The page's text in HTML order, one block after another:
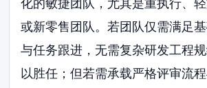
化的敏捷团队，尤其是重执行、
或新零售团队。若团队仅需满足
与任务跟进，无需复杂研发工程
以胜任；但若需承载严格评审流